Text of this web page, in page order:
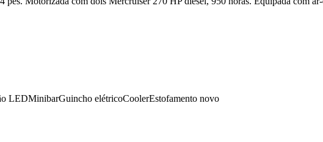
LEDMinibarGuincho elétricoCoolerEstofamento novo